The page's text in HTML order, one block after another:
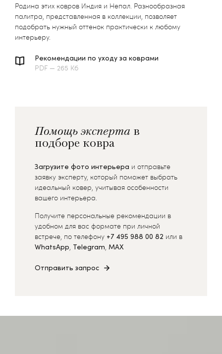
Родина этих ковров Индия и Непал. Разнообразная
палитра, представленная в коллекции, позволяет
подобрать нужный оттенок практически к любому
интерьеру.
Рекомендации по уходу за коврами
PDF — 265 Кб
Помощь эксперта в
подборе ковра
Загрузите фото интерьера и отправьте
заявку эксперту, который поможет выбрать
идеальный ковер, учитывая особенности
вашего интерьера.
Получите персональные рекомендации в
удобном для вас формате при личной
встрече, по телефону +7 495 988 00 82 или в
WhatsApp, Telegram, MAX
Отправить запрос